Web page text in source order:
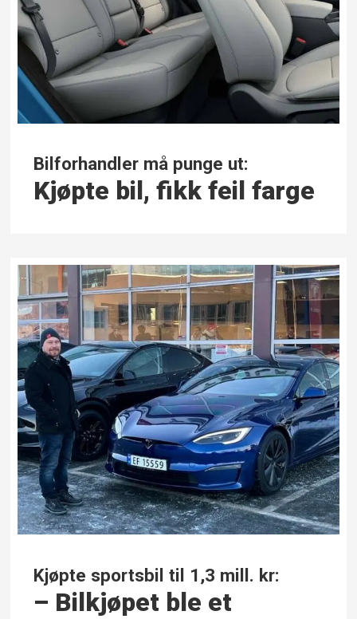
Bilforhandler må punge ut:
Kjøpte bil, fikk feil farge
Kjøpte sportsbil til 1,3 mill. kr:
– Bilkjøpet ble et